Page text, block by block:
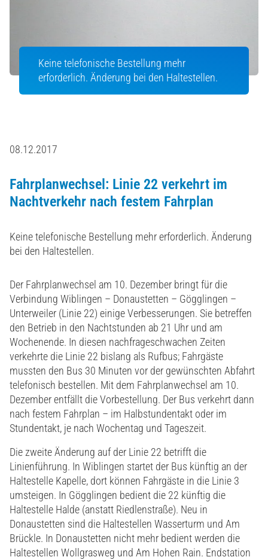
Keine telefonische Bestellung mehr
erforderlich. Änderung bei den Haltestellen.
08.12.2017
Fahrplanwechsel: Linie 22 verkehrt im
Nachtverkehr nach festem Fahrplan
Keine telefonische Bestellung mehr erforderlich. Änderung
bei den Haltestellen.
Der Fahrplanwechsel am 10. Dezember bringt für die
Verbindung Wiblingen – Donaustetten – Gögglingen –
Unterweiler (Linie 22) einige Verbesserungen. Sie betreffen
den Betrieb in den Nachtstunden ab 21 Uhr und am
Wochenende. In diesen nachfrageschwachen Zeiten
verkehrte die Linie 22 bislang als Rufbus; Fahrgäste
mussten den Bus 30 Minuten vor der gewünschten Abfahrt
telefonisch bestellen. Mit dem Fahrplanwechsel am 10.
Dezember entfällt die Vorbestellung. Der Bus verkehrt dann
nach festem Fahrplan – im Halbstundentakt oder im
Stundentakt, je nach Wochentag und Tageszeit.
Die zweite Änderung auf der Linie 22 betrifft die
Linienführung. In Wiblingen startet der Bus künftig an der
Haltestelle Kapelle, dort können Fahrgäste in die Linie 3
umsteigen. In Gögglingen bedient die 22 künftig die
Haltestelle Halde (anstatt Riedlenstraße). Neu in
Donaustetten sind die Haltestellen Wasserturm und Am
Brückle. In Donaustetten nicht mehr bedient werden die
Haltestellen Wollgrasweg und Am Hohen Rain. Endstation